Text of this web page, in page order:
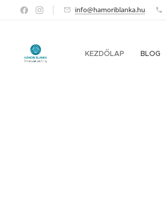
info@hamoriblanka.hu
KEZDŐLAP BLOG